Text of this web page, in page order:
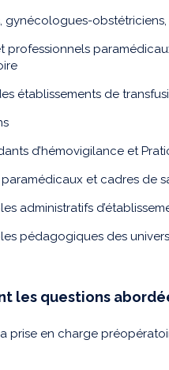
gynécologues-
professionnels
établissements de
d’hémovigilance et
paramédicaux et cadres de
administratifs
pédagogiques des
les questions
prise en charge